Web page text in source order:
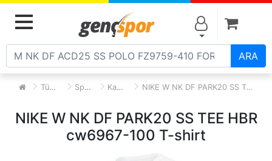
MENU
ARA
Tüm Ürünler Spor Giyim Kadın Giyim NIKE W NK DF PARK20 SS TEE HBR cw6967-100 T-shirt
NIKE W NK DF PARK20 SS TEE HBR
cw6967-100 T-shirt